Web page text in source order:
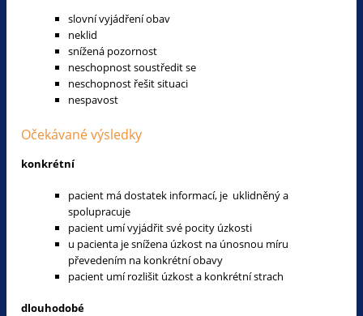
slovní vyjádření obav
neklid
snížená pozornost
neschopnost soustředit se
neschopnost řešit situaci
nespavost
Očekávané výsledky
konkrétní
pacient má dostatek informací, je uklidněný a
spolupracuje
pacient umí vyjádřit své pocity úzkosti
u pacienta je snížena úzkost na únosnou míru
převedením na konkrétní obavy
pacient umí rozlišit úzkost a konkrétní strach
dlouhodobé